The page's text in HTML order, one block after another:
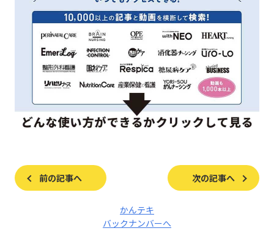
前の記事へ 次の記事へ
かんテキ
バックナンバーへ